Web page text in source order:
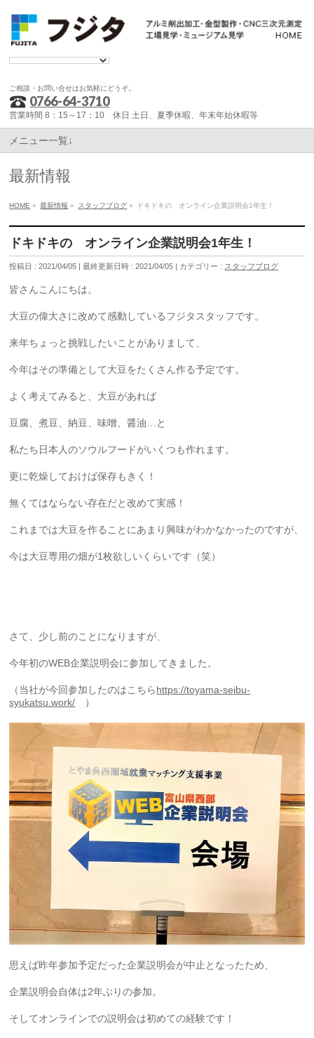
ご相談・お問い合せはお気軽にどうぞ。
0766-64-3710
営業時間 8：15～17：10 休日 土日、夏季休暇、年末年始休暇等
メニュー一覧↓
最新情報
HOME » 最新情報 » スタッフブログ » ドキドキの オンライン企業説明会1年生！
ドキドキの オンライン企業説明会1年生！
投稿日 : 2021/04/05 最終更新日時 : 2021/04/05 カテゴリー : スタッフブログ
皆さんこんにちは。
大豆の偉大さに改めて感動しているフジタスタッフです。
来年ちょっと挑戦したいことがありまして、
今年はその準備として大豆をたくさん作る予定です。
よく考えてみると、大豆があれば
豆腐、煮豆、納豆、味噌、醤油…と
私たち日本人のソウルフードがいくつも作れます。
更に乾燥しておけば保存もきく！
無くてはならない存在だと改めて実感！
これまでは大豆を作ることにあまり興味がわかなかったのですが、
今は大豆専用の畑が1枚欲しいくらいです（笑）
さて、少し前のことになりますが、
今年初のWEB企業説明会に参加してきました。
（当社が今回参加したのはこちらhttps://toyama-seibu-
syukatsu.work/ ）
思えば昨年参加予定だった企業説明会が中止となったため、
企業説明会自体は2年ぶりの参加。
そしてオンラインでの説明会は初めての経験です！